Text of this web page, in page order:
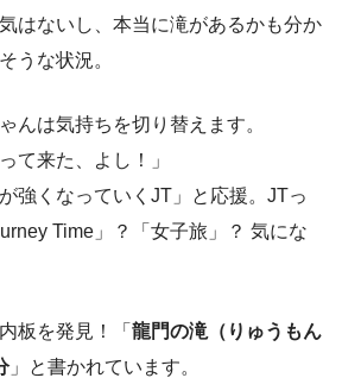
はないし、本当に滝があるかも分か
うな状況。
んは気持ちを切り替えます。
て来た、よし！」
強くなっていくJT」と応援。JTっ
Time」？「女子旅」？ 気にな
板を発見！「 龍門の滝（りゅうもん
」と書かれています。